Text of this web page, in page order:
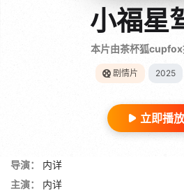
小福星
本片由茶杯狐cupfox
剧情片 2025
立即播放
导演：
内详
主演：
内详